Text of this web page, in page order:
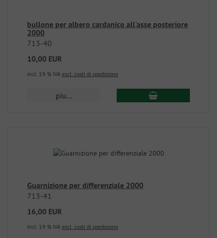
bullone per albero cardanico all'asse posteriore
2000
713-40
10,00 EUR
incl. 19 % IVA escl. costi di spedizione
piu...
Guarnizione per differenziale 2000
713-41
16,00 EUR
incl. 19 % IVA escl. costi di spedizione